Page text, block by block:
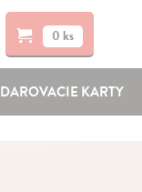
0 ks
DAROVACIE KARTY